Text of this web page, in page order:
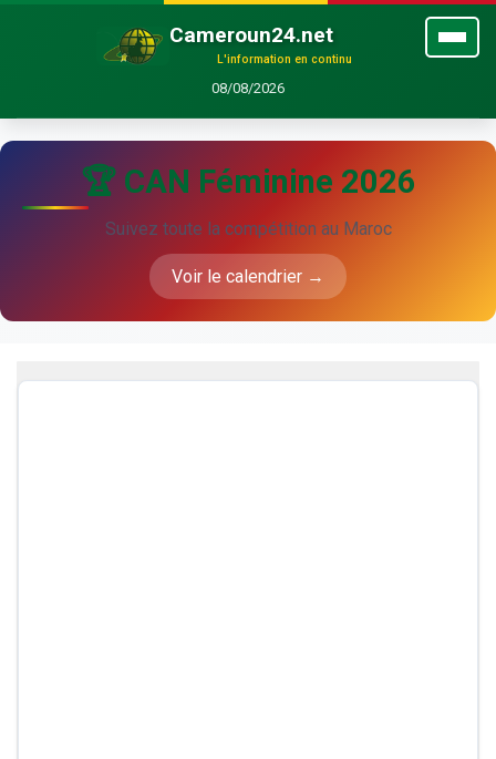
Cameroun24.net
L'information en continu
08/08/2026
🏆 CAN Féminine 2026
Suivez toute la compétition au Maroc
Voir le calendrier →